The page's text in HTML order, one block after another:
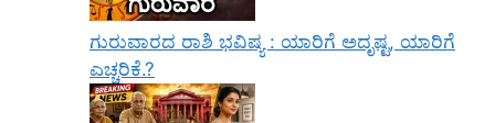
ಗುರುವಾರದ ರಾಶಿ ಭವಿಷ್ಯ : ಯಾರಿಗೆ ಅದೃಷ್ಟ, ಯಾರಿಗೆ
ಎಚ್ಚರಿಕೆ.?